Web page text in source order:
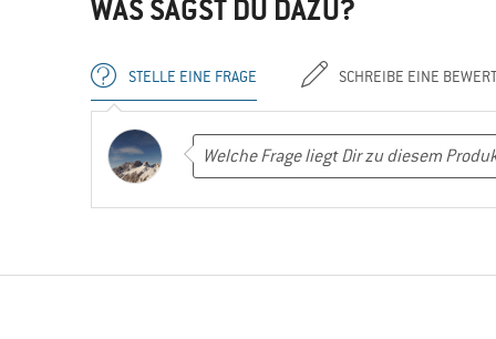
WAS SAGST DU DAZU?
STELLE EINE FRAGE SCHREIBE EINE